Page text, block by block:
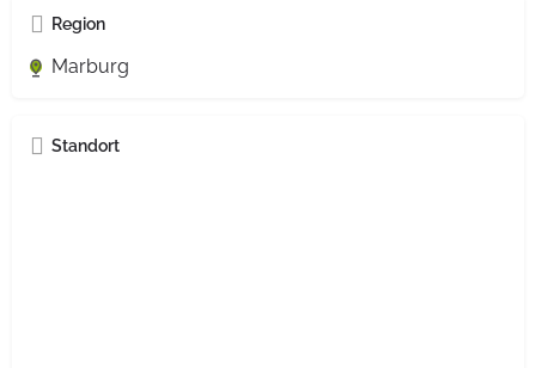
Region
Marburg
Standort